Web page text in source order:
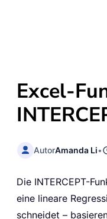
Excel-
AutorAmanda Li•
Die INTERCEPT-
eine lineare
schneidet –